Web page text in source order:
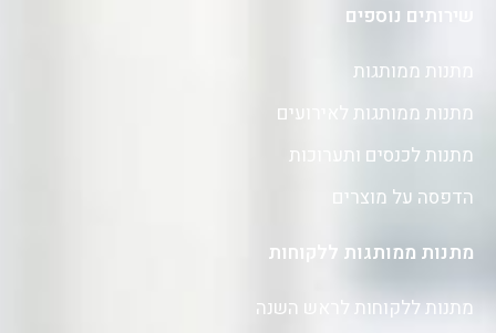
שירותים נוספים
מתנות ממותגות
מתנות ממותגות לאירועים
מתנות לכנסים ותערוכות
הדפסה על מוצרים
מתנות ממותגות ללקוחות
מתנות ללקוחות לראש השנה